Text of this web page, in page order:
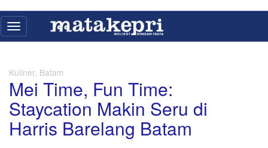
Toggle
navigation
Kuliner, Batam
Mei Time, Fun Time:
Staycation Makin Seru di
Harris Barelang Batam